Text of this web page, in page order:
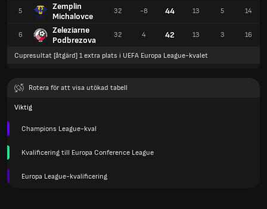
5
Zemplin
Michalovce
6
Zeleziarne
Podbrezova
32 -8 44 13 5 14
32 4 42 13 3 16
Cupresultat [åtgärd] 1 extra plats i UEFA Europa League-kvalet
Rotera för att visa utökad tabell
Viktig
Champions League-kval
Kvalificering till Europa Conference League
Europa League-kvalificering